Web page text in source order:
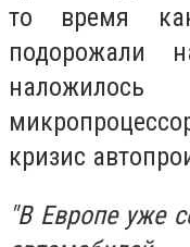
то время
кризис
"В Европе уже